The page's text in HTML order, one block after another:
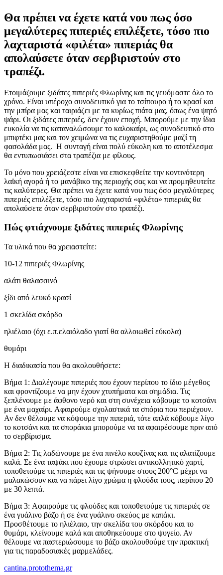
Θα πρέπει να έχετε κατά νου πως όσο
μεγαλύτερες πιπεριές επιλέξετε, τόσο πιο
λαχταριστά «φιλέτα» πιπεριάς θα
απολαύσετε όταν σερβιριστούν στο
τραπέζι.
Ετοιμάζουμε ξιδάτες πιπεριές Φλωρίνης και τις γευόμαστε όλο το
χρόνο. Είναι υπέροχο συνοδευτικό για το τσίπουρο ή το κρασί και
την μπίρα μας και ταιριάζει με τα κυρίως πιάτα μας, όπως ένα ψητό
ψάρι. Οι ξιδάτες πιπεριές, δεν έχουν εποχή. Μπορούμε με την ίδια
ευκολία να τις καταναλώσουμε το καλοκαίρι, ως συνοδευτικό στο
μπιφτέκι μας και τον χειμώνα να τις ευχαριστηθούμε μαζί τη
φασολάδα μας. Η συνταγή είναι πολύ εύκολη και το αποτέλεσμα
θα εντυπωσιάσει στα τραπέζια με φίλους.
Το μόνο που χρειάζεστε είναι να επισκεφθείτε την κοντινότερη
λαϊκή αγορά ή το μανάβικο της περιοχής σας και να προμηθευτείτε
τις καλύτερες. Θα πρέπει να έχετε κατά νου πως όσο μεγαλύτερες
πιπεριές επιλέξετε, τόσο πιο λαχταριστά «φιλέτα» πιπεριάς θα
απολαύσετε όταν σερβιριστούν στο τραπέζι.
Πώς φτιάχνουμε ξιδάτες πιπεριές Φλωρίνης
Τα υλικά που θα χρειαστείτε:
10-12 πιπεριές Φλωρίνης
αλάτι θαλασσινό
ξίδι από λευκό κρασί
1 σκελίδα σκόρδο
ηλιέλαιο (όχι ε.π.ελαιόλαδο γιατί θα αλλοιωθεί εύκολα)
θυμάρι
Η διαδικασία που θα ακολουθήσετε:
Βήμα 1: Διαλέγουμε πιπεριές που έχουν περίπου το ίδιο μέγεθος
και φροντίζουμε να μην έχουν χτυπήματα και σημάδια. Τις
ξεπλένουμε με άφθονο νερό και στη συνέχεια κόβουμε το κοτσάνι
με ένα μαχαίρι. Αφαιρούμε σχολαστικά τα σπόρια που περιέχουν.
Αν δεν θέλουμε να κόψουμε την πιπεριά, τότε απλά κόβουμε λίγο
το κοτσάνι και τα σποράκια μπορούμε να τα αφαιρέσουμε πριν από
το σερβίρισμα.
Βήμα 2: Τις λαδώνουμε με ένα πινέλο κουζίνας και τις αλατίζουμε
καλά. Σε ένα ταψάκι που έχουμε στρώσει αντικολλητικό χαρτί,
τοποθετούμε τις πιπεριές και τις ψήνουμε στους 200°C μέχρι να
μαλακώσουν και να πάρει λίγο χρώμα η φλούδα τους, περίπου 20
με 30 λεπτά.
Βήμα 3: Αφαιρούμε τις φλούδες και τοποθετούμε τις πιπεριές σε
ένα γυάλινο βάζο ή σε ένα γυάλινο σκεύος με καπάκι.
Προσθέτουμε το ηλιέλαιο, την σκελίδα του σκόρδου και το
θυμάρι, κλείνουμε καλά και αποθηκεύουμε στο ψυγείο. Αν
θέλουμε να παστεριώσουμε το βάζο ακολουθούμε την πρακτική
για τις παραδοσιακές μαρμελάδες.
cantina.protothema.gr